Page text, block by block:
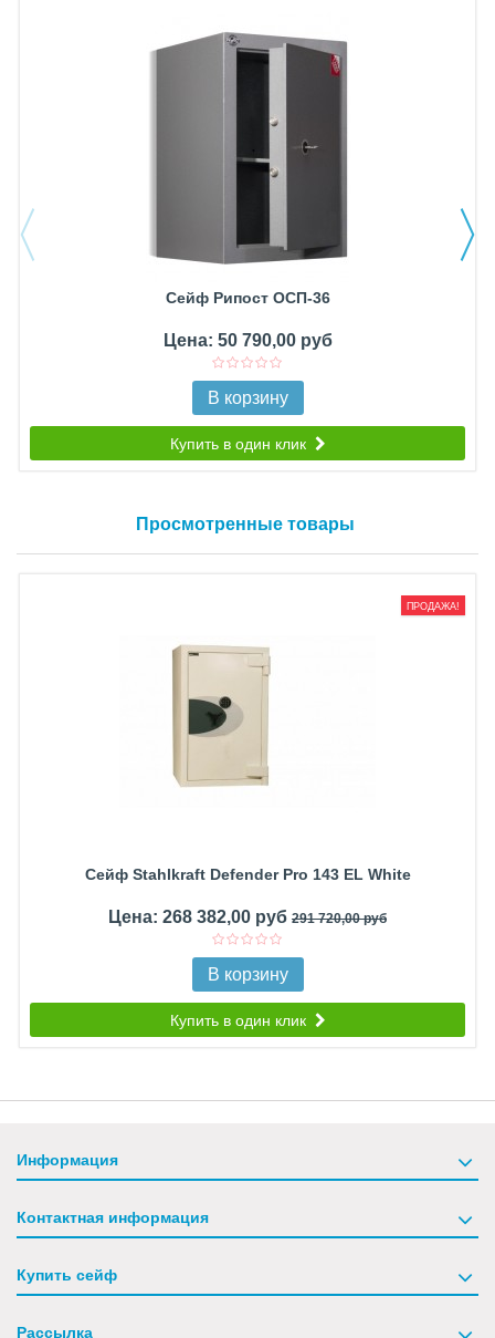
Сейф Рипост ОСП-36
Цена: 50 790,00 руб
В корзину
Купить в один клик
Просмотренные товары
ПРОДАЖА!
Сейф Stahlkraft Defender Pro 143 EL White
Цена: 268 382,00 руб 291 720,00 руб
В корзину
Купить в один клик
Информация
Контактная информация
Купить сейф
Рассылка